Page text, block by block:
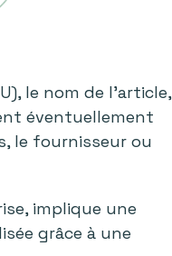
le nom de l’article,
éventuellement
le fournisseur ou
implique une
grâce à une